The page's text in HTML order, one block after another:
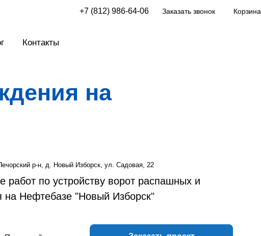
+7 (812) 986-64-06 Заказать звонок Корзина
Контакты
на
р-н, д. Новый Изборск, ул. Садовая, 22
работ по устройству ворот распашных и
на Нефтебазе "Новый Изборск"